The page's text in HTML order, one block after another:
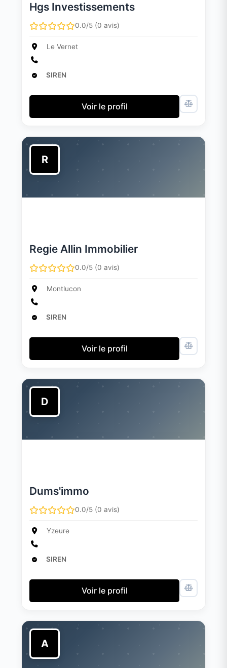
Hgs Investissements
0.0/5 (0 avis)
Le Vernet
SIREN
Voir le profil
R
Regie Allin Immobilier
0.0/5 (0 avis)
Montlucon
SIREN
Voir le profil
D
Dums'immo
0.0/5 (0 avis)
Yzeure
SIREN
Voir le profil
A